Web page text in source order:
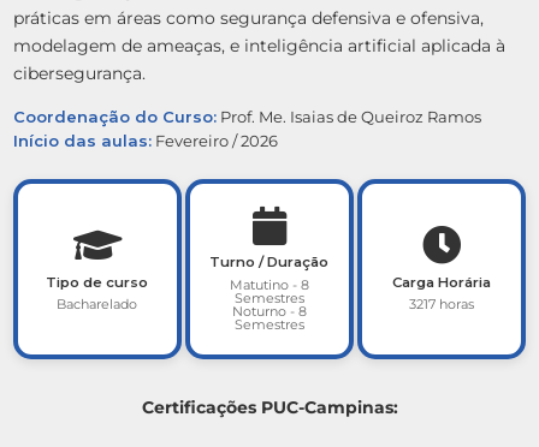
práticas em áreas como segurança defensiva e ofensiva,
modelagem de ameaças, e inteligência artificial aplicada à
cibersegurança.
Coordenação do Curso:Prof. Me. Isaias de Queiroz Ramos
Início das aulas:Fevereiro / 2026
Tipo de curso
Bacharelado
Turno / Duração
Matutino - 8
Semestres
Noturno - 8
Semestres
Carga Horária
3217 horas
Certificações PUC-Campinas: